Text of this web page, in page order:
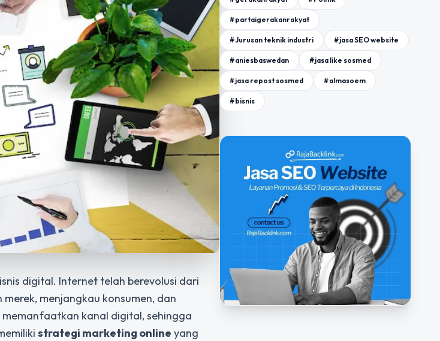
digital. Internet telah berevolusi dari
menjangkau konsumen, dan
kanal digital, sehingga
strategi marketing online yang
#partaigerakanrakyat
#Jurusan teknik industri #jasa SEO website
#aniesbaswedan #jasa like sosmed
#jasa repost sosmed #almasoem
#bisnis